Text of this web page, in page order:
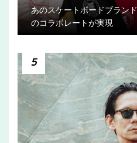
あのスケートボードブラン
のコラボレートが実現
5